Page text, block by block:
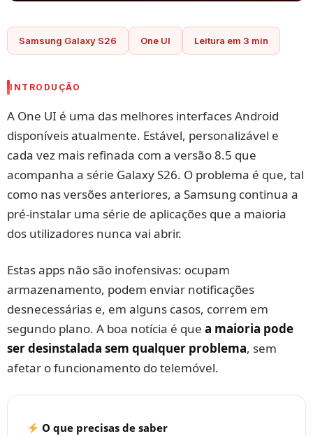
Samsung Galaxy S26 One UI Leitura em 3 min
INTRODUÇÃO
A One UI é uma das melhores interfaces Android
disponíveis atualmente. Estável, personalizável e
cada vez mais refinada com a versão 8.5 que
acompanha a série Galaxy S26. O problema é que, tal
como nas versões anteriores, a Samsung continua a
pré-instalar uma série de aplicações que a maioria
dos utilizadores nunca vai abrir.
Estas apps não são inofensivas: ocupam
armazenamento, podem enviar notificações
desnecessárias e, em alguns casos, correm em
segundo plano. A boa notícia é que a maioria pode
ser desinstalada sem qualquer problema, sem
afetar o funcionamento do telemóvel.
O que precisas de saber